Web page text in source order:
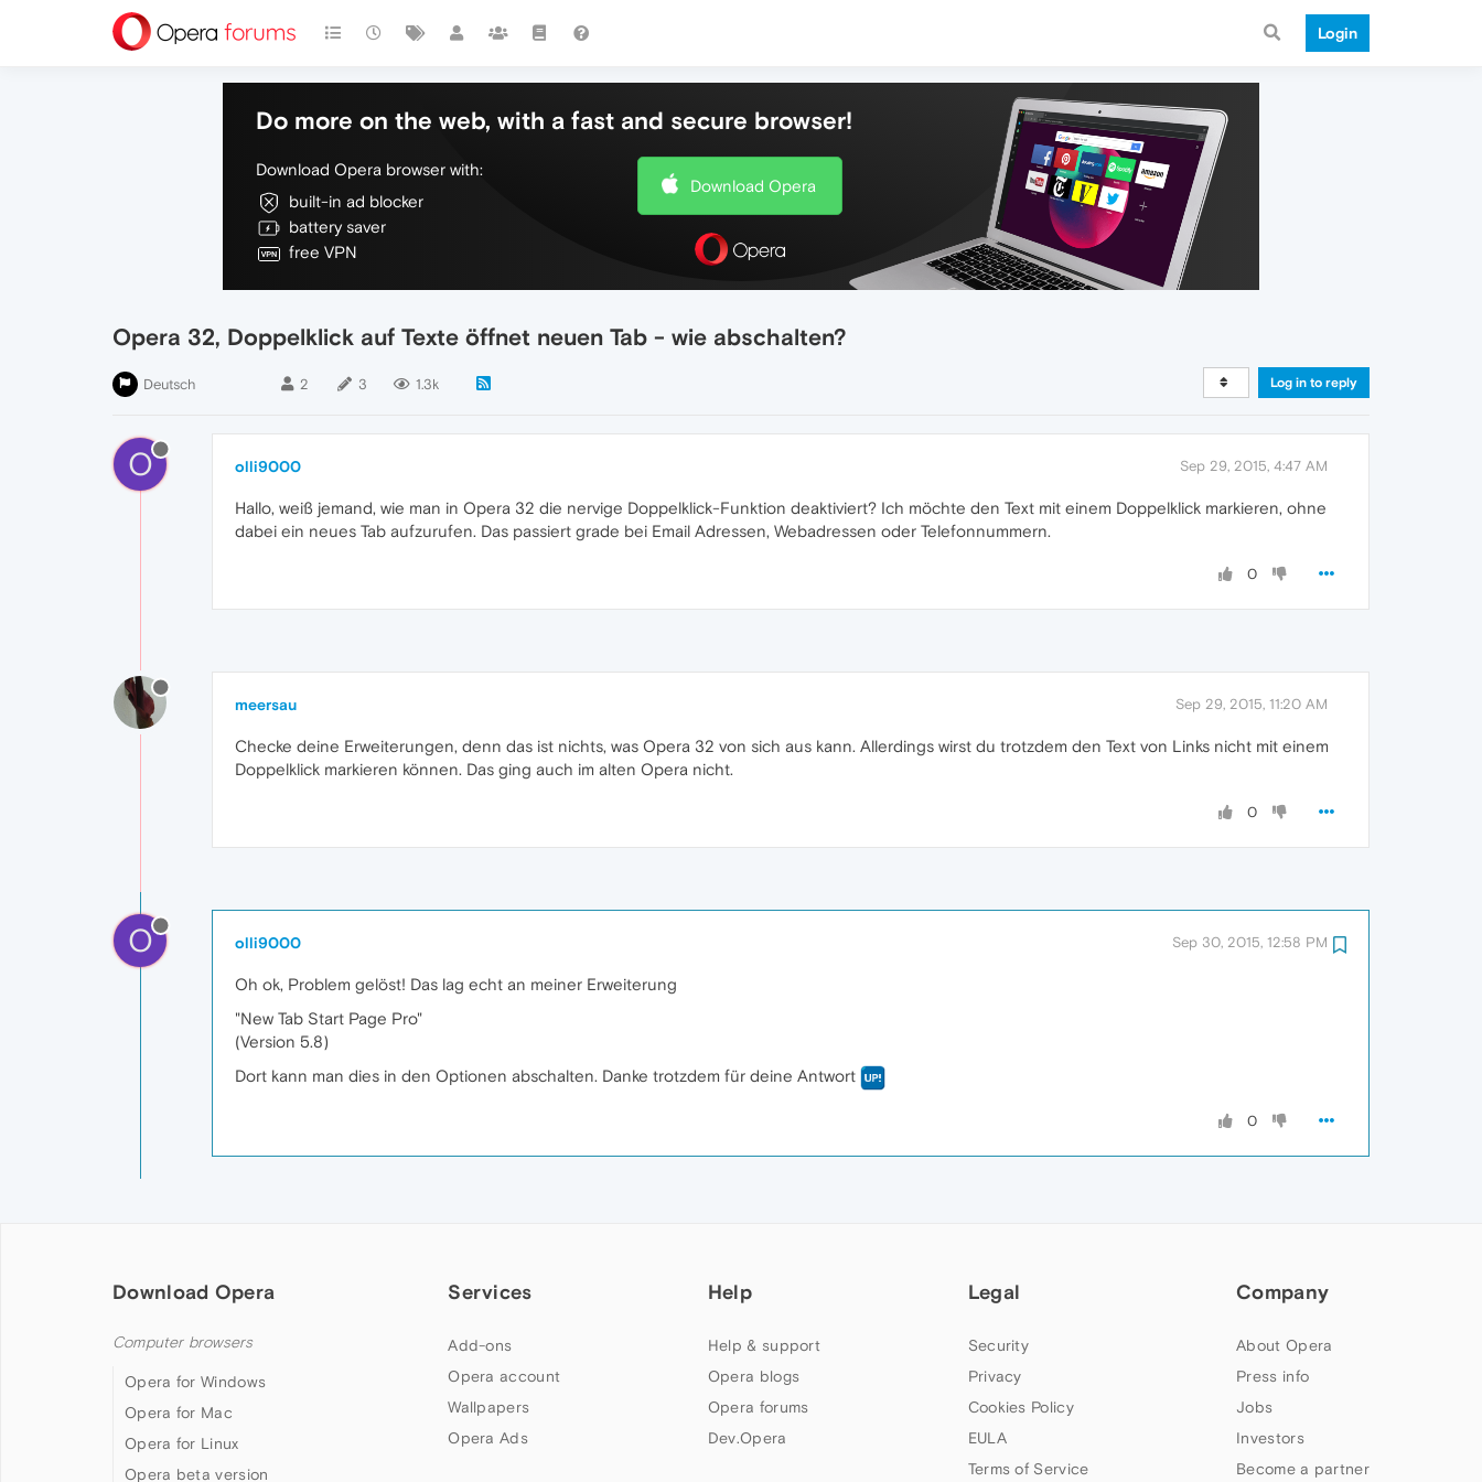
Login
Do more on the web, with a fast and secure browser!
Download Opera browser with:
built-in ad blocker
battery saver
free VPN
Download Opera
Opera 32, Doppelklick auf Texte öffnet neuen Tab - wie abschalten?
Deutsch 2 3 1.3k Log in to reply
O olli9000 Sep 29, 2015, 4:47 AM
Hallo, weiß jemand, wie man in Opera 32 die nervige Doppelklick-Funktion deaktiviert? Ich möchte den Text mit einem Doppelklick markieren, ohne
dabei ein neues Tab aufzurufen. Das passiert grade bei Email Adressen, Webadressen oder Telefonnummern.
0
meersau Sep 29, 2015, 11:20 AM
Checke deine Erweiterungen, denn das ist nichts, was Opera 32 von sich aus kann. Allerdings wirst du trotzdem den Text von Links nicht mit einem
Doppelklick markieren können. Das ging auch im alten Opera nicht.
0
O olli9000 Sep 30, 2015, 12:58 PM
Oh ok, Problem gelöst! Das lag echt an meiner Erweiterung
"New Tab Start Page Pro"
(Version 5.8)
Dort kann man dies in den Optionen abschalten. Danke trotzdem für deine Antwort
0
Download Opera
Computer browsers
Opera for Windows
Opera for Mac
Opera for Linux
Opera beta version
Services
Add-ons
Opera account
Wallpapers
Opera Ads
Help
Help & support
Opera blogs
Opera forums
Dev.Opera
Legal
Security
Privacy
Cookies Policy
EULA
Terms of Service
Company
About Opera
Press info
Jobs
Investors
Become a partner